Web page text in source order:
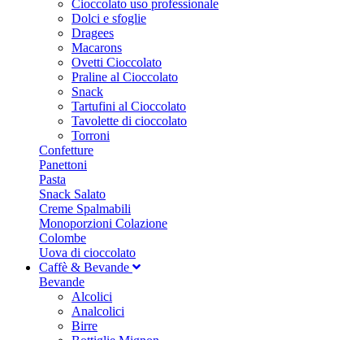
Cioccolato uso professionale
Dolci e sfoglie
Dragees
Macarons
Ovetti Cioccolato
Praline al Cioccolato
Snack
Tartufini al Cioccolato
Tavolette di cioccolato
Torroni
Confetture
Panettoni
Pasta
Snack Salato
Creme Spalmabili
Monoporzioni Colazione
Colombe
Uova di cioccolato
Caffè & Bevande
Bevande
Alcolici
Analcolici
Birre